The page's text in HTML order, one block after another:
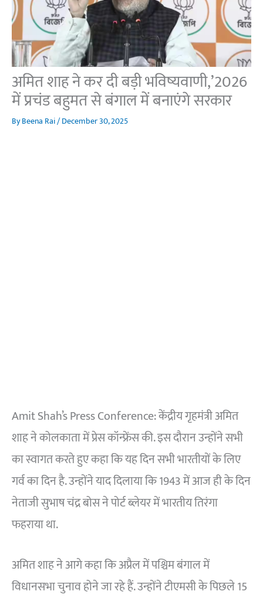
अमित शाह ने कर दी बड़ी भविष्यवाणी,’2026
में प्रचंड बहुमत से बंगाल में बनाएंगे सरकार
ByBeena Rai/December 30, 2025
Amit Shah’s Press Conference: केंद्रीय गृहमंत्री अमित
शाह ने कोलकाता में प्रेस कॉन्फ्रेंस की. इस दौरान उन्होंने सभी
का स्वागत करते हुए कहा कि यह दिन सभी भारतीयों के लिए
गर्व का दिन है. उन्होंने याद दिलाया कि 1943 में आज ही के दिन
नेताजी सुभाष चंद्र बोस ने पोर्ट ब्लेयर में भारतीय तिरंगा
फहराया था.
अमित शाह ने आगे कहा कि अप्रैल में पश्चिम बंगाल में
विधानसभा चुनाव होने जा रहे हैं. उन्होंने टीएमसी के पिछले 15